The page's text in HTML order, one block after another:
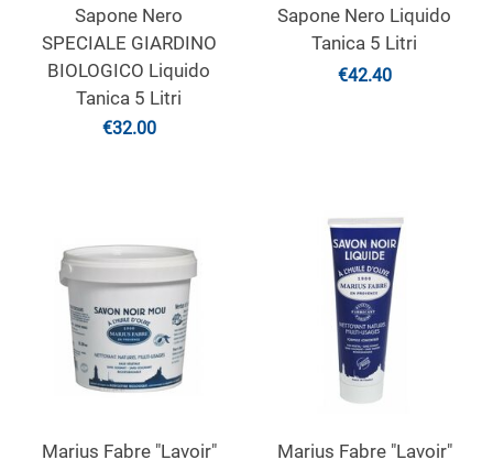
Sapone Nero
SPECIALE GIARDINO
BIOLOGICO Liquido
Tanica 5 Litri
€32.00
Sapone Nero Liquido
Tanica 5 Litri
€42.40
Marius Fabre "Lavoir"
Marius Fabre "Lavoir"